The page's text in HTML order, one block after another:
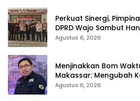
Perkuat Sinergi,
DPRD Wajo Sambut
Silaturahmi Kapolres
Agustus 6, 2026
Menjinakkan Bom
Makassar: Mengubah
Menjadi Revolusi
Agustus 6, 2026